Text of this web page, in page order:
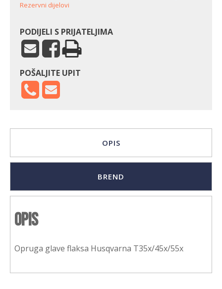
Rezervni dijelovi
PODIJELI S PRIJATELJIMA
POŠALJITE UPIT
OPIS
BREND
Opis
Opruga glave flaksa Husqvarna T35x/45x/55x